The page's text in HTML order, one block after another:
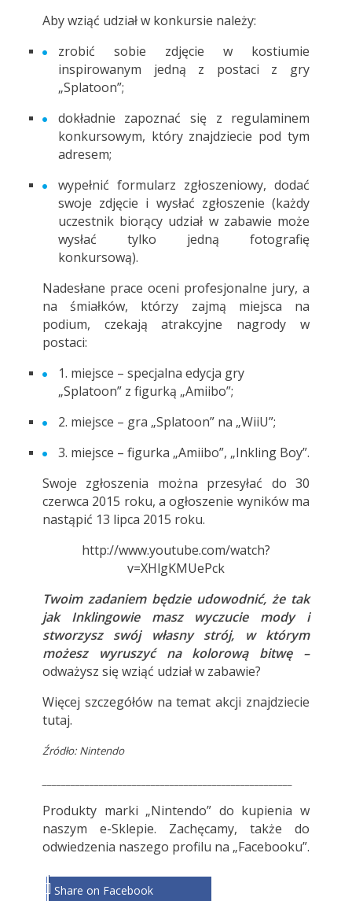
Aby wziąć udział w konkursie należy:
zrobić sobie zdjęcie w kostiumie
inspirowanym jedną z postaci z gry
„Splatoon”;
dokładnie zapoznać się z regulaminem
konkursowym, który znajdziecie pod tym
adresem;
wypełnić formularz zgłoszeniowy, dodać
swoje zdjęcie i wysłać zgłoszenie (każdy
uczestnik biorący udział w zabawie może
wysłać tylko jedną fotografię
konkursową).
Nadesłane prace oceni profesjonalne jury, a
na śmiałków, którzy zajmą miejsca na
podium, czekają atrakcyjne nagrody w
postaci:
1. miejsce – specjalna edycja gry
„Splatoon” z figurką „Amiibo”;
2. miejsce – gra „Splatoon” na „WiiU”;
3. miejsce – figurka „Amiibo”, „Inkling Boy”.
Swoje zgłoszenia można przesyłać do 30
czerwca 2015 roku, a ogłoszenie wyników ma
nastąpić 13 lipca 2015 roku.
http://www.youtube.com/watch?
v=XHlgKMUePck
Twoim zadaniem będzie udowodnić, że tak
jak Inklingowie masz wyczucie mody i
stworzysz swój własny strój, w którym
możesz wyruszyć na kolorową bitwę –
odważysz się wziąć udział w zabawie?
Więcej szczegółów na temat akcji znajdziecie
tutaj.
Źródło: Nintendo
Produkty marki „Nintendo” do kupienia w
naszym e-Sklepie. Zachęcamy, także do
odwiedzenia naszego profilu na „Facebooku”.
Share on Facebook